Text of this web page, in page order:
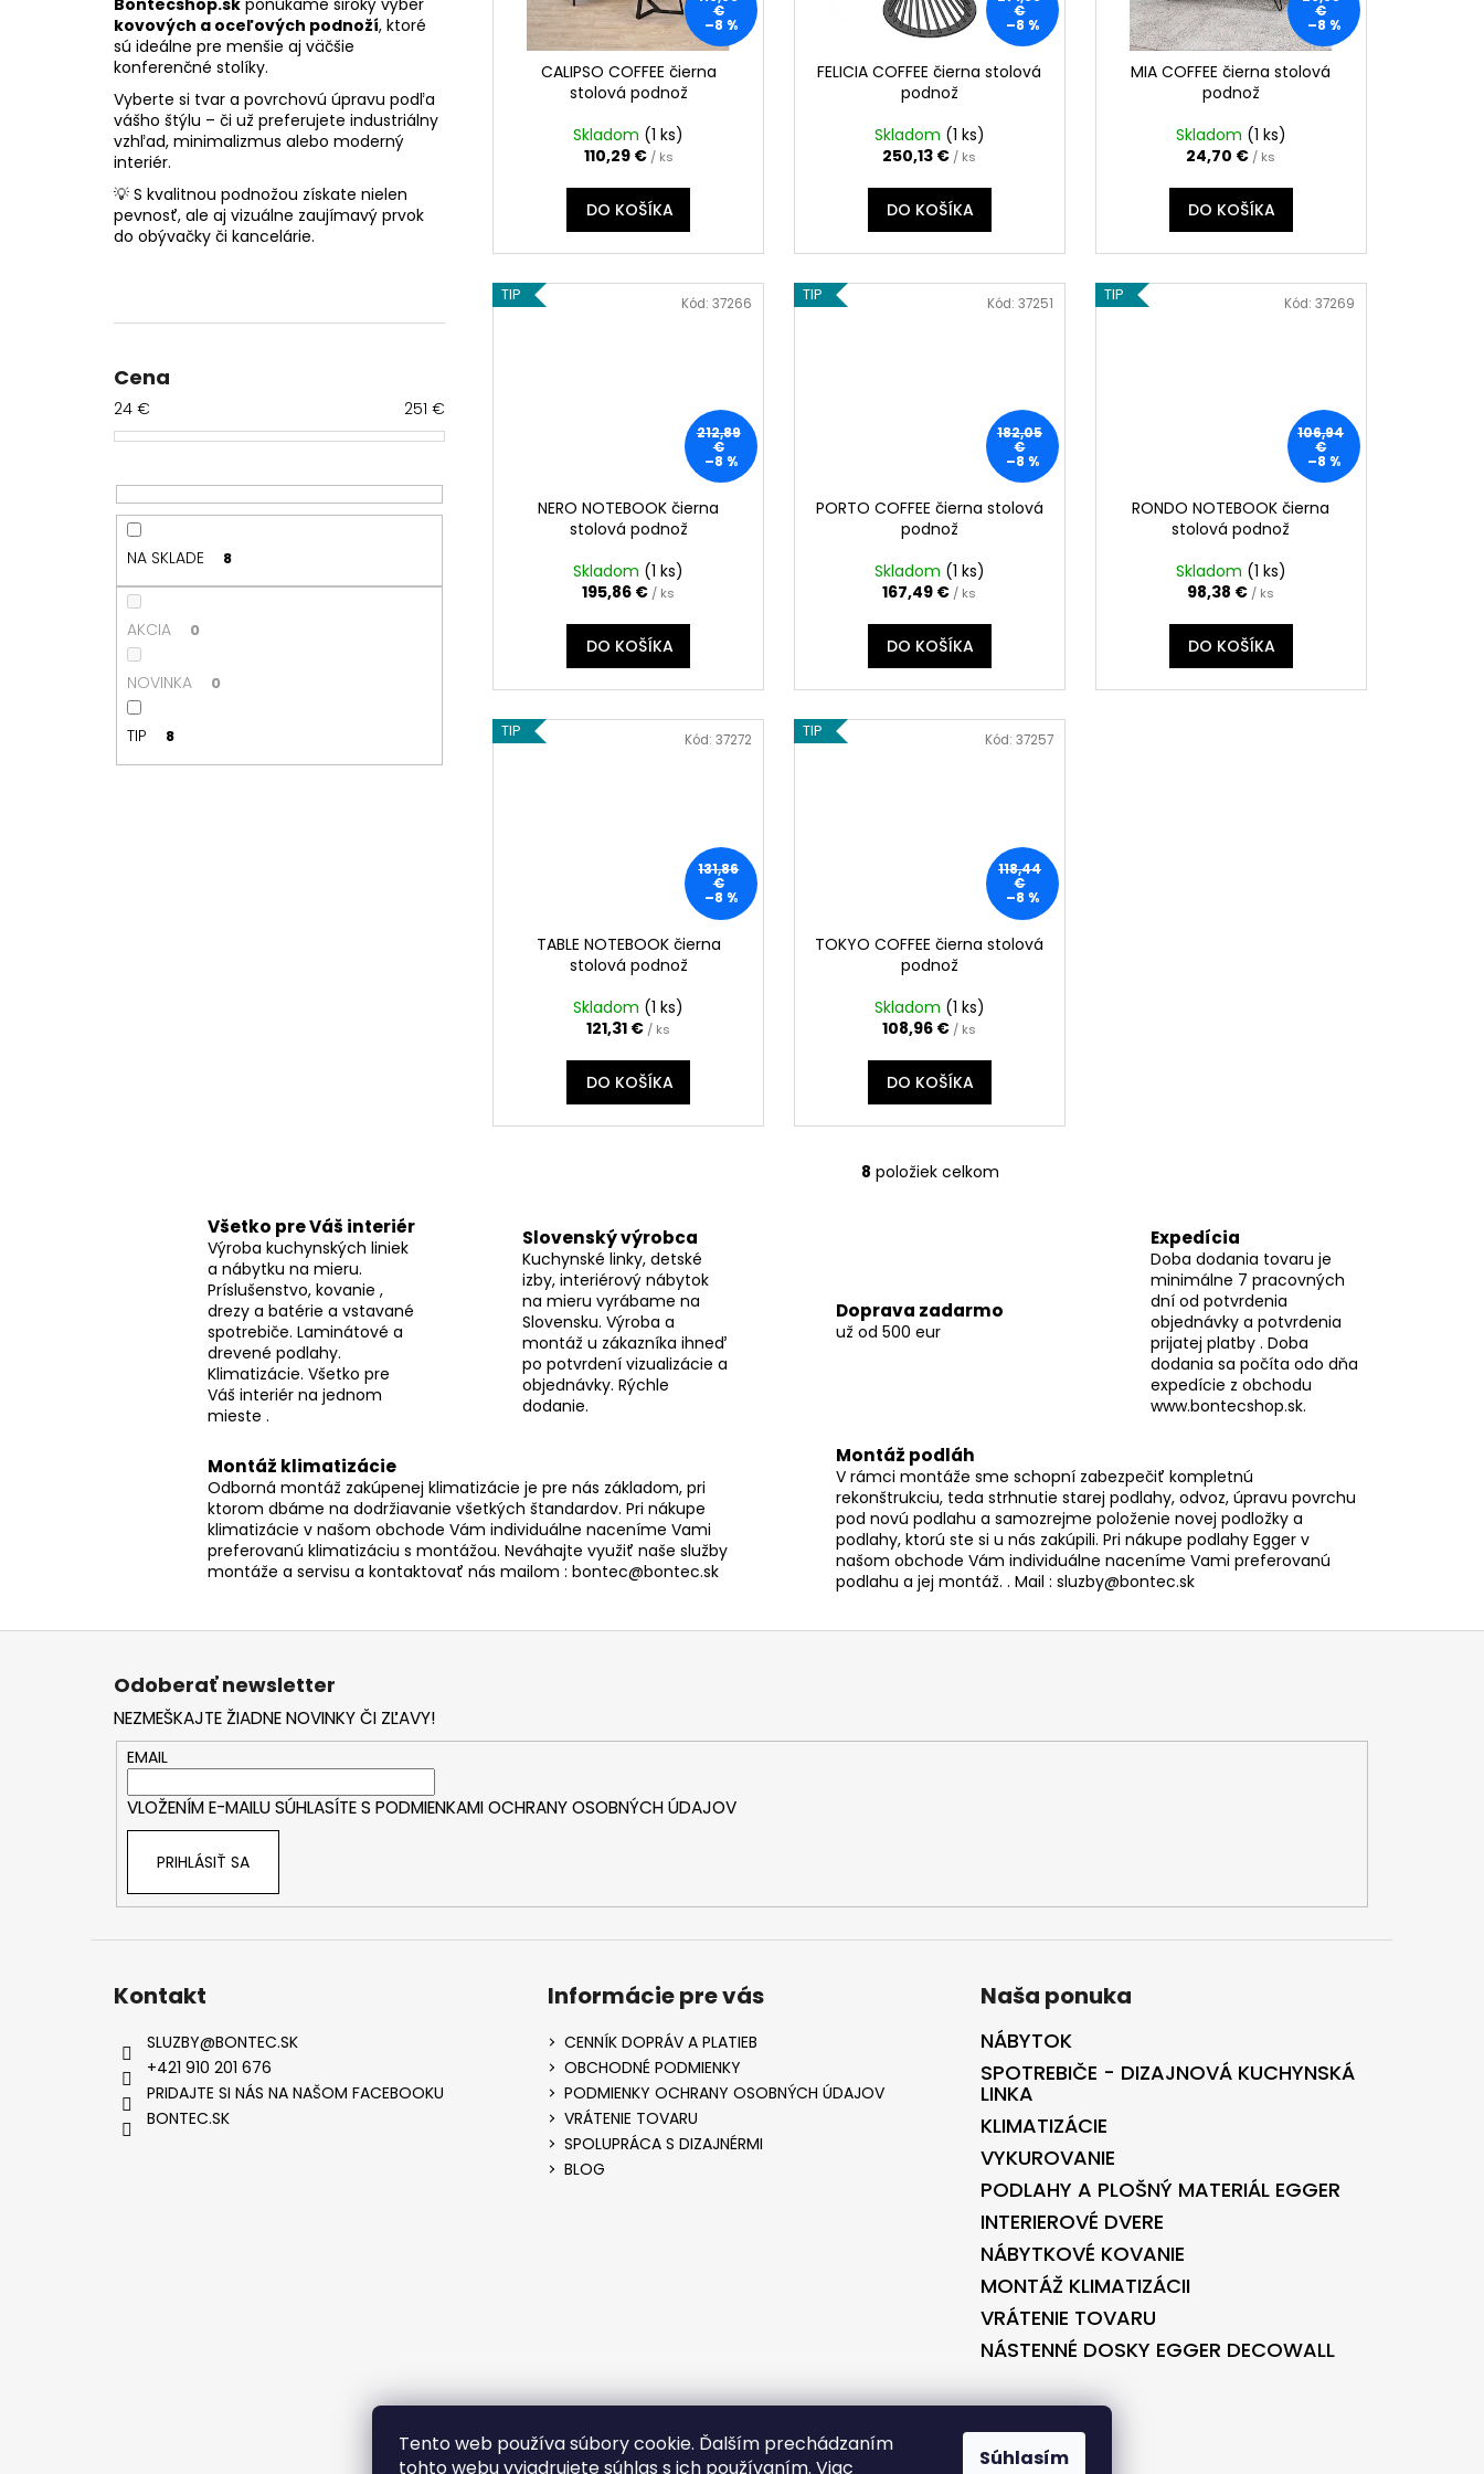
Tento web používa súbory cookie. Ďalším prechádzaním
tohto webu vyjadrujete súhlas s ich používaním. Viac
Súhlasím
kovových a oceľových podnoží, ktoré
sú ideálne pre menšie aj väčšie
konferenčné stolíky.
Vyberte si tvar a povrchovú úpravu podľa
vášho štýlu – či už preferujete industriálny
vzhľad, minimalizmus alebo moderný
interiér.
💡 S kvalitnou podnožou získate nielen
pevnosť, ale aj vizuálne zaujímavý prvok
do obývačky či kancelárie.
Cena
24 € 251 €
NA SKLADE 8
AKCIA 0
NOVINKA 0
TIP 8
€
–8 %
CALIPSO COFFEE čierna
stolová podnož
Skladom (1 ks)
110,29 € / ks
DO KOŠÍKA
€
–8 %
FELICIA COFFEE čierna stolová
podnož
Skladom (1 ks)
250,13 € / ks
DO KOŠÍKA
€
–8 %
MIA COFFEE čierna stolová
podnož
Skladom (1 ks)
24,70 € / ks
DO KOŠÍKA
TIP
212,89
€
–8 %
NERO NOTEBOOK čierna
stolová podnož
Skladom (1 ks)
195,86 € / ks
DO KOŠÍKA
Kód:37266 TIP
182,05
€
–8 %
PORTO COFFEE čierna stolová
podnož
Skladom (1 ks)
167,49 € / ks
DO KOŠÍKA
Kód: 37251 TIP
106,94
€
–8 %
RONDO NOTEBOOK čierna
stolová podnož
Skladom (1 ks)
98,38 € / ks
DO KOŠÍKA
Kód: 37269
TIP
131,86
€
–8 %
TABLE NOTEBOOK čierna
stolová podnož
Skladom (1 ks)
121,31 € / ks
DO KOŠÍKA
Kód:37272 TIP
118,44
€
–8 %
TOKYO COFFEE čierna stolová
podnož
Skladom (1 ks)
108,96 € / ks
DO KOŠÍKA
Kód: 37257
O
a
c
v
k
y
v
ý
p
i
8 položiek celkom
Všetko pre Váš interiér
Výroba kuchynských liniek
a nábytku na mieru.
Príslušenstvo, kovanie ,
drezy a batérie a vstavané
spotrebiče. Laminátové a
drevené podlahy.
Klimatizácie. Všetko pre
Váš interiér na jednom
mieste .
Slovenský výrobca
Kuchynské linky, detské
izby, interiérový nábytok
na mieru vyrábame na
Slovensku. Výroba a
montáž u zákazníka ihneď
po potvrdení vizualizácie a
objednávky. Rýchle
dodanie.
Doprava zadarmo
už od 500 eur
Expedícia
Doba dodania tovaru je
minimálne 7 pracovných
dní od potvrdenia
objednávky a potvrdenia
prijatej platby . Doba
dodania sa počíta odo dňa
expedície z obchodu
www.bontecshop.sk.
Montáž klimatizácie
Odborná montáž zakúpenej klimatizácie je pre nás základom, pri
ktorom dbáme na dodržiavanie všetkých štandardov. Pri nákupe
klimatizácie v našom obchode Vám individuálne naceníme Vami
preferovanú klimatizáciu s montážou. Neváhajte využiť naše služby
montáže a servisu a kontaktovať nás mailom : bontec@bontec.sk
Montáž podláh
V rámci montáže sme schopní zabezpečiť kompletnú
rekonštrukciu, teda strhnutie starej podlahy, odvoz, úpravu povrchu
pod novú podlahu a samozrejme položenie novej podložky a
podlahy, ktorú ste si u nás zakúpili. Pri nákupe podlahy Egger v
našom obchode Vám individuálne naceníme Vami preferovanú
podlahu a jej montáž. . Mail : sluzby@bontec.sk
Odoberať newsletter
NEZMEŠKAJTE ŽIADNE NOVINKY ČI ZĽAVY!
EMAIL
VLOŽENÍM E-MAILU SÚHLASÍTE S PODMIENKAMI OCHRANY OSOBNÝCH ÚDAJOV
PRIHLÁSIŤ SA
Kontakt
SLUZBY@BONTEC.SK
+421 910 201 676
PRIDAJTE SI NÁS NA NAŠOM FACEBOOKU
BONTEC.SK
Informácie pre vás
CENNÍK DOPRÁV A PLATIEB
OBCHODNÉ PODMIENKY
PODMIENKY OCHRANY OSOBNÝCH ÚDAJOV
VRÁTENIE TOVARU
SPOLUPRÁCA S DIZAJNÉRMI
BLOG
Naša ponuka
NÁBYTOK
SPOTREBIČE - DIZAJNOVÁ KUCHYNSKÁ
LINKA
KLIMATIZÁCIE
VYKUROVANIE
PODLAHY A PLOŠNÝ MATERIÁL EGGER
INTERIEROVÉ DVERE
NÁBYTKOVÉ KOVANIE
MONTÁŽ KLIMATIZÁCII
VRÁTENIE TOVARU
NÁSTENNÉ DOSKY EGGER DECOWALL
VYTVORENÉ V SPOLUPRÁCI S KVALITNYESHOP.SK VYTVORENÉ V SPOLUPRÁCI S BONTEC.SK